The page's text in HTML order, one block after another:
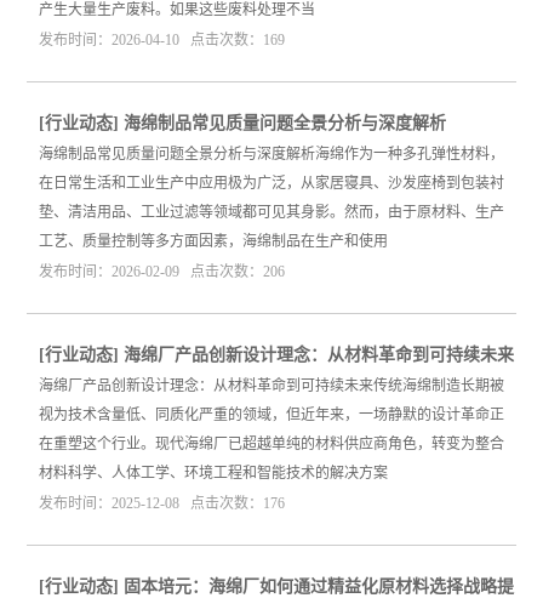
产生大量生产废料。如果这些废料处理不当
发布时间：2026-04-10 点击次数：169
[行业动态]海绵制品常见质量问题全景分析与深度解析
海绵制品常见质量问题全景分析与深度解析海绵作为一种多孔弹性材料，
在日常生活和工业生产中应用极为广泛，从家居寝具、沙发座椅到包装衬
垫、清洁用品、工业过滤等领域都可见其身影。然而，由于原材料、生产
工艺、质量控制等多方面因素，海绵制品在生产和使用
发布时间：2026-02-09 点击次数：206
[行业动态]海绵厂产品创新设计理念：从材料革命到可持续未来
海绵厂产品创新设计理念：从材料革命到可持续未来传统海绵制造长期被
视为技术含量低、同质化严重的领域，但近年来，一场静默的设计革命正
在重塑这个行业。现代海绵厂已超越单纯的材料供应商角色，转变为整合
材料科学、人体工学、环境工程和智能技术的解决方案
发布时间：2025-12-08 点击次数：176
[行业动态]
固本培元：海绵厂如何通过精益化原材料选择战略提